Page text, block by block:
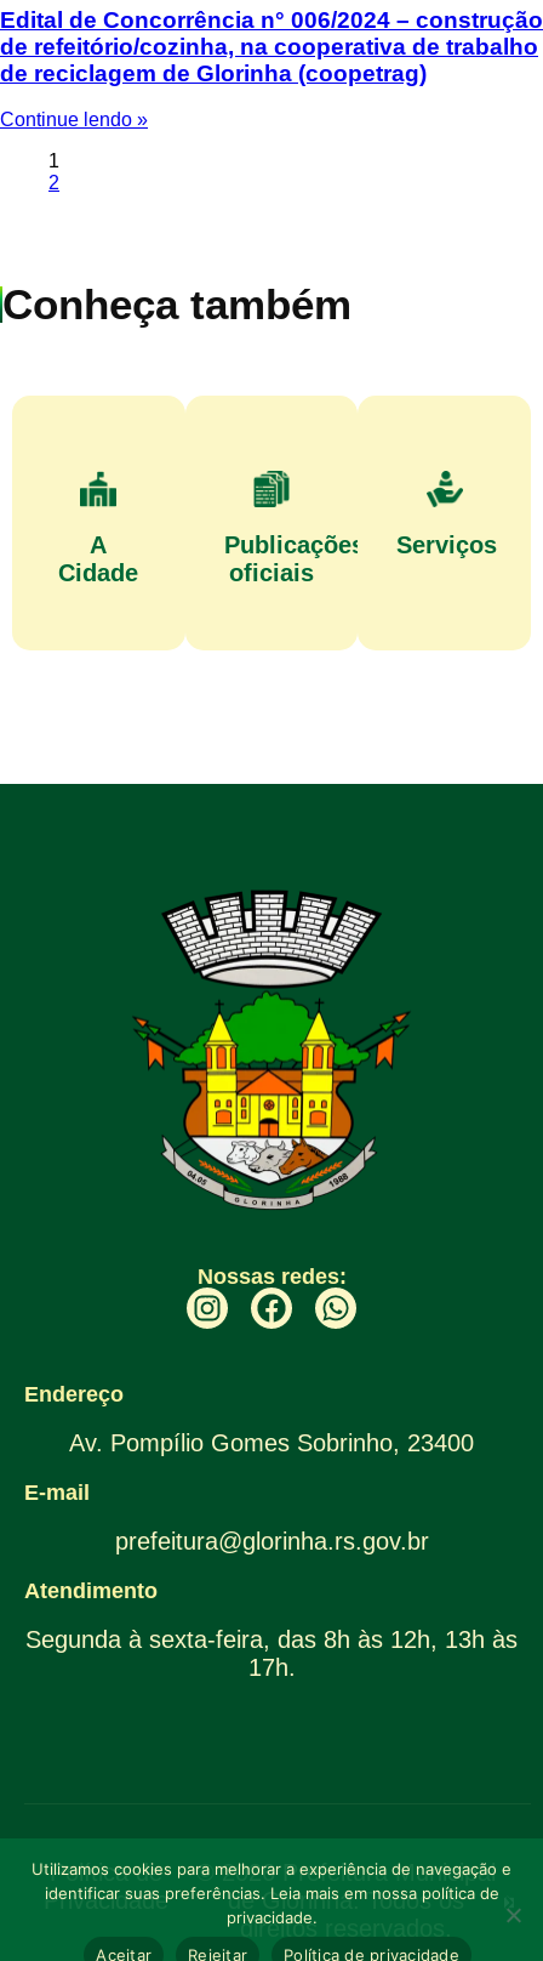
Edital de Concorrência n° 006/2024 – construção
de refeitório/cozinha, na cooperativa de trabalho
de reciclagem de Glorinha (coopetrag)
Continue lendo »
1
2
Conheça também
A
Cidade
Publicações
oficiais
Serviços
Nossas redes:
Endereço
Av. Pompílio Gomes Sobrinho, 23400
E-mail
prefeitura@glorinha.rs.gov.br
Atendimento
Segunda à sexta-feira, das 8h às 12h, 13h às
17h.
Política de
Privacidade
© 2026 Prefeitura Municipal
de Glorinha. Todos os
direitos reservados.
Utilizamos cookies para melhorar a experiência de navegação e
identificar suas preferências. Leia mais em nossa política de
privacidade.
Aceitar
Rejeitar Política de privacidade